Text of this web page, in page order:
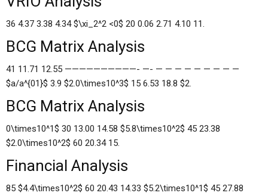
36 4.37 3.38 4.34 $\xi_2^2 <0$ 20 0.06 2.71 4.10 11.
BCG Matrix Analysis
41 11.71 12.55 ——————————- —- — — — — — — — — —
$a/a^{01}$ 3.9 $2.0\times10^3$ 15 6.53 18.8 $2.
BCG Matrix Analysis
0\times10^1$ 30 13.00 14.58 $5.8\times10^2$ 45 23.38
$2.0\times10^2$ 60 20.34 15.
Financial Analysis
85 $4.4\times10^2$ 60 20.43 14.33 $5.2\times10^1$ 45 27.88